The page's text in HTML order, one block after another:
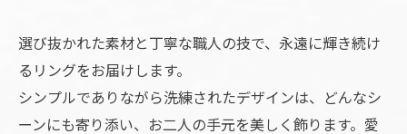
選び抜かれた素材と丁寧な職人の技で、永遠に輝き続け
るリングをお届けします。
シンプルでありながら洗練されたデザインは、どんなシ
ーンにも寄り添い、お二人の手元を美しく飾ります。愛